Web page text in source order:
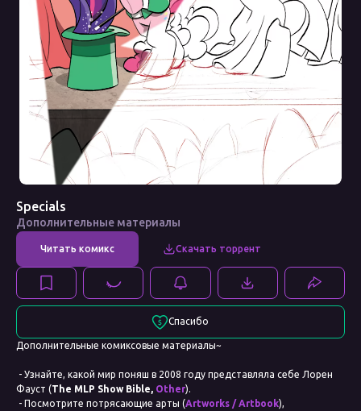
Specials
Дополнительные материалы
Спасибо
Дополнительные комиксовые материалы~
- Узнайте, какой мир поняш в 2008 году представляла себе Лорен
Фауст (The MLP Show Bible, Other).
- Посмотрите потрясающие арты (Artworks / Artbook),